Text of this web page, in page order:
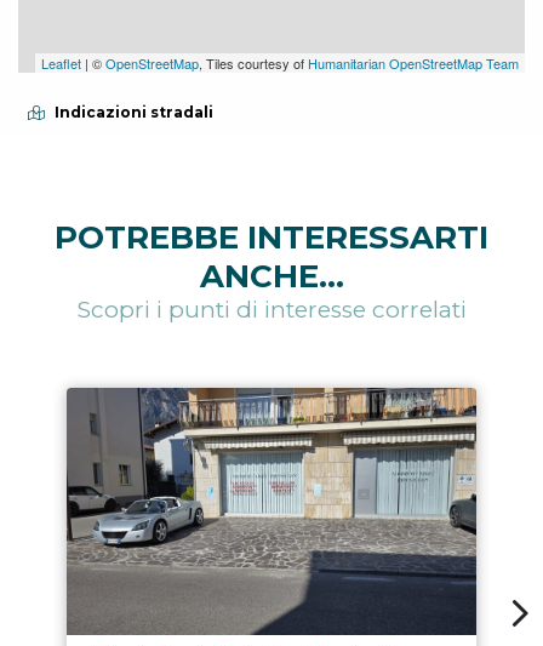
Leaflet | ©OpenStreetMap, Tiles courtesy of Humanitarian OpenStreetMap Team
Indicazioni stradali
POTREBBE INTERESSARTI
ANCHE...
Scopri i punti di interesse correlati